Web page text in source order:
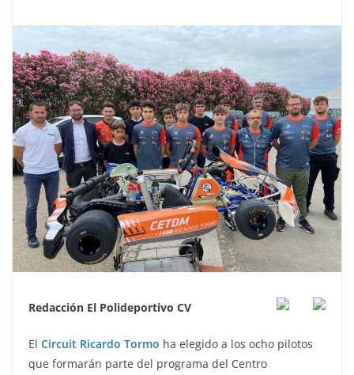
Redacción El Polideportivo CV
El Circuit Ricardo Tormo ha elegido a los ocho pilotos
que formarán parte del programa del Centro